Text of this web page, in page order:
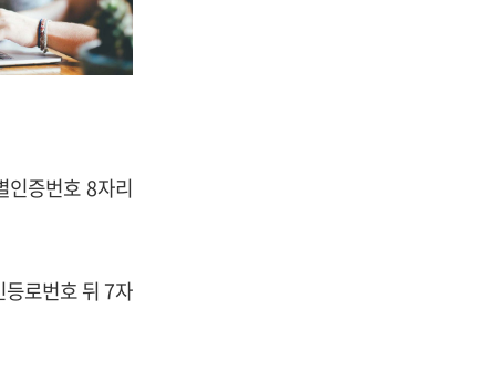
증번호 8자리
로번호 뒤 7자